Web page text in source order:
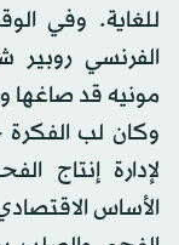
للغاية. وفي
مونيه قد صاغها
وكان لب الفكرة
لإدارة إنتاج
الأساس